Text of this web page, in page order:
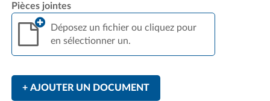
Pièces jointes
Déposez un fichier ou cliquez pour
en sélectionner un.
+ AJOUTER UN DOCUMENT